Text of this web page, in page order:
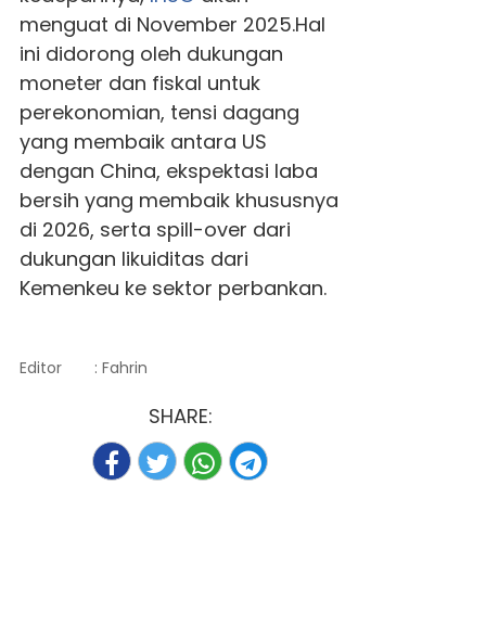
menguat di November 2025.Hal
ini didorong oleh dukungan
moneter dan fiskal untuk
perekonomian, tensi dagang
yang membaik antara US
dengan China, ekspektasi laba
bersih yang membaik khususnya
di 2026, serta spill-over dari
dukungan likuiditas dari
Kemenkeu ke sektor perbankan.
Editor : Fahrin
SHARE: